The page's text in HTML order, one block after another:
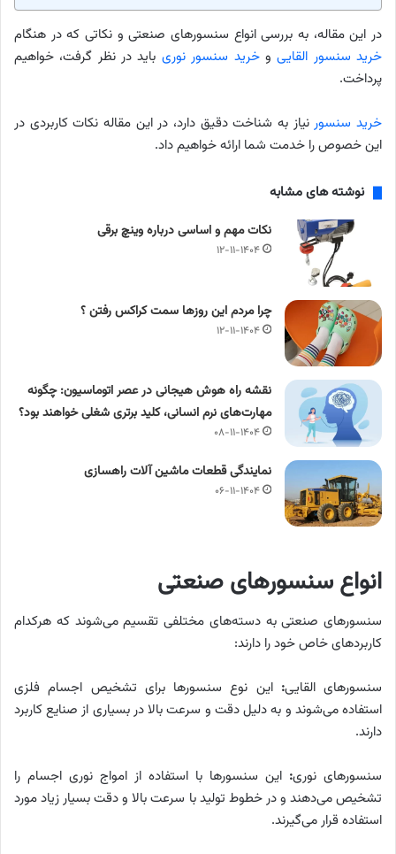
در این مقاله، به بررسی انواع سنسورهای صنعتی و نکاتی که در هنگام
خرید سنسور القاییوخرید سنسور نوری باید در نظر گرفت، خواهیم
پرداخت.
خرید سنسورنیاز به شناخت دقیق دارد، در این مقاله نکات کاربردی در
این خصوص را خدمت شما ارائه خواهیم داد.
نوشته های مشابه
نکات مهم و اساسی درباره وینچ برقی
۱۲-۱۱-۱۴۰۴
چرا مردم این روزها سمت کراکس رفتن ؟
۱۲-۱۱-۱۴۰۴
نقشه راه هوش هیجانی در عصر اتوماسیون: چگونه
مهارت‌های نرم انسانی، کلید برتری شغلی خواهند بود؟
۰۸-۱۱-۱۴۰۴
نمایندگی قطعات ماشین آلات راهسازی
۰۶-۱۱-۱۴۰۴
انواع سنسورهای صنعتی
سنسورهای صنعتی به دسته‌های مختلفی تقسیم می‌شوند که هرکدام
کاربردهای خاص خود را دارند:
سنسورهای القایی: این نوع سنسورها برای تشخیص اجسام فلزی
استفاده می‌شوند و به دلیل دقت و سرعت بالا در بسیاری از صنایع کاربرد
دارند.
سنسورهای نوری: این سنسورها با استفاده از امواج نوری اجسام را
تشخیص می‌دهند و در خطوط تولید با سرعت بالا و دقت بسیار زیاد مورد
استفاده قرار می‌گیرند.